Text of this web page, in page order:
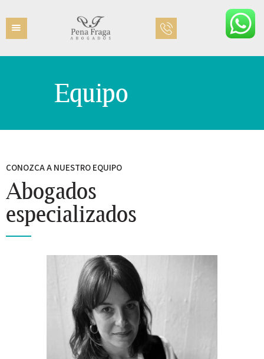
Equipo
INICIO
ÁREAS PRÁCTICAS
CONOZCA A NUESTRO EQUIPO
Abogados
especializados